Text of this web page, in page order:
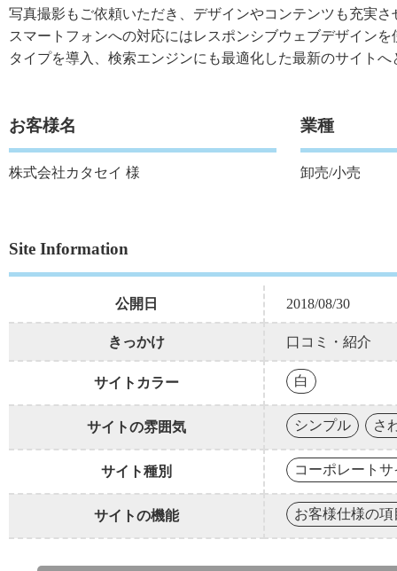
写真撮影もご依頼いただき、デザインやコンテンツも充実
スマートフォンへの対応にはレスポンシブウェブデザイン
タイプを導入、検索エンジンにも最適化した最新のサイト
お客様名
株式会社カタセイ 様
業種
卸売/小売
Site Information
公開日 2018/08/30
きっかけ 口コミ・紹介
サイトカラー 白
サイトの雰囲気 シンプル さ
サイト種別 コーポレートサ
サイトの機能 お客様仕様の